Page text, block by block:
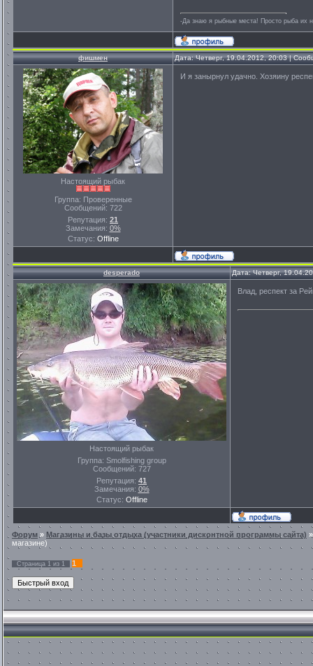
-Да знаю я рыбные места! Просто рыба их
фишмен Дата: Четверг, 19.04.2012, 20:03 |
Настоящий рыбак
Группа: Проверенные
Сообщений: 722
Репутация: 21
Замечания: 0%
Статус: Offline
И я занырнул удачно. Хозяину
desperado Дата: Четверг,
Настоящий рыбак
Группа: Smolfishing group
Сообщений: 727
Репутация: 41
Замечания: 0%
Статус: Offline
Влад, респект за
Форум » Магазины и базы отдыха (участники дисконтной программы сайта)
магазине)
Страница 1 из 1 1